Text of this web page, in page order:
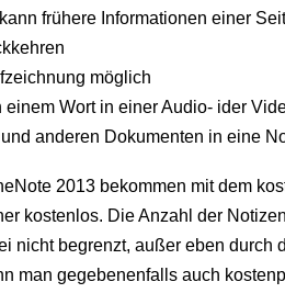
frühere Informationen einer
möglich
Wort in einer Audio- ider
anderen Dokumenten in eine
2013 bekommen mit dem
kostenlos. Die Anzahl der
nicht begrenzt, außer eben durch
man gegebenenfalls auch